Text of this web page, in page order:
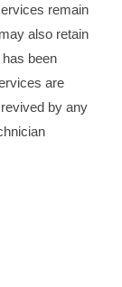
remain
also retain
been
are
by any